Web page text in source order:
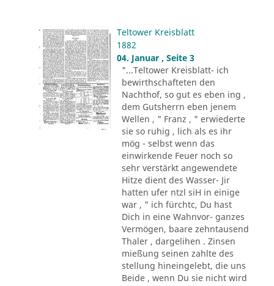
Teltower Kreisblatt
1882
04. Januar , Seite 3
"...Teltower Kreisblatt- ich
bewirthschafteten den
Nachthof, so gut es eben ing ,
dem Gutsherrn eben jenem
Wellen , " Franz , " erwiederte
sie so ruhig , lich als es ihr
mög - selbst wenn das
einwirkende Feuer noch so
sehr verstärkt angewendete
Hitze dient des Wasser- Jir
hatten ufer ntzl siH in einige
war , " ich fürchtc, Du hast
Dich in eine Wahnvor- ganzes
Vermögen, baare zehntausend
Thaler , dargelihen . Zinsen
mießung seinen zahlte des
stellung hineingelebt, die uns
Beide , wenn Du sie nicht wird